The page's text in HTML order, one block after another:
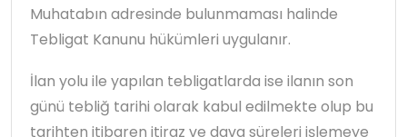
Muhatabın adresinde bulunmaması halinde
Tebligat Kanunu hükümleri uygulanır.
İlan yolu ile yapılan tebligatlarda ise ilanın son
günü tebliğ tarihi olarak kabul edilmekte olup bu
tarihten itibaren itiraz ve dava süreleri işlemeye